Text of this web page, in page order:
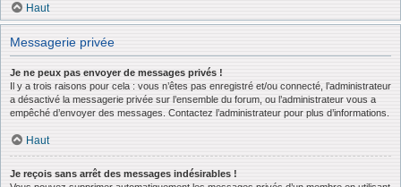
Haut
Messagerie privée
Je ne peux pas envoyer de messages privés !
Il y a trois raisons pour cela : vous n’êtes pas enregistré et/ou connecté, l’administrateur
a désactivé la messagerie privée sur l’ensemble du forum, ou l’administrateur vous a
empêché d’envoyer des messages. Contactez l’administrateur pour plus d’informations.
Haut
Je reçois sans arrêt des messages indésirables !